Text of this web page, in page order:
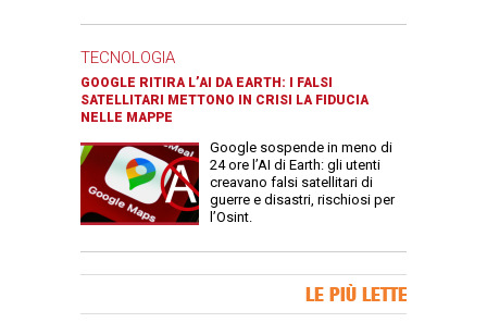
TECNOLOGIA
GOOGLE RITIRA L’AI DA EARTH: I FALSI
SATELLITARI METTONO IN CRISI LA FIDUCIA
NELLE MAPPE
Google sospende in meno di
24 ore l’AI di Earth: gli utenti
creavano falsi satellitari di
guerre e disastri, rischiosi per
l’Osint.
LE PIÙ LETTE